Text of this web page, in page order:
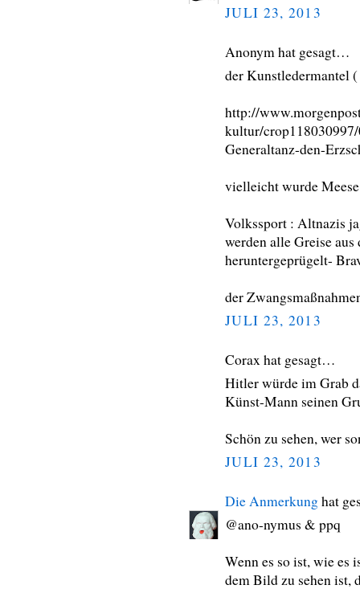
JULI 23, 2013
Anonym hat gesagt…
der Kunstledermantel
http://
kultur/
Generaltanz-den-
vielleicht wurde
Volkssport : Altnazis
werden alle Greise
heruntergeprügelt-
der
JULI 23, 2013
Corax hat gesagt…
Hitler würde im Grab
Künst-Mann seinen
Schön zu sehen, wer
JULI 23, 2013
Die Anmerkunghat
@ano-nymus & ppq
Wenn es so ist, wie es
dem Bild zu sehen ist,